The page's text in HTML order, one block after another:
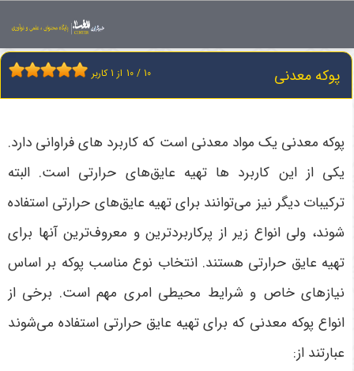
پوکه معدنی 10 / 10 از 1کاربر
پوکه معدنی یک مواد معدنی است که کاربرد های فراوانی دارد.
یکی از این کاربرد ها تهیه عایق‌های حرارتی است. البته
ترکیبات دیگر نیز می‌توانند برای تهیه عایق‌های حرارتی استفاده
شوند، ولی انواع زیر از پرکاربردترین و معروف‌ترین آنها برای
تهیه عایق حرارتی هستند. انتخاب نوع مناسب پوکه بر اساس
نیازهای خاص و شرایط محیطی امری مهم است. برخی از
انواع پوکه معدنی که برای تهیه عایق حرارتی استفاده می‌شوند
عبارتند از: